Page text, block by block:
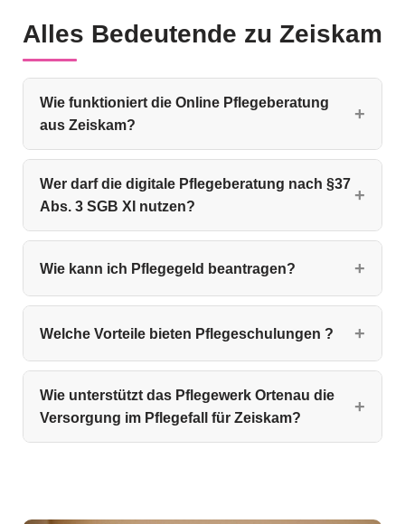
Alles Bedeutende zu Zeiskam
Wie funktioniert die Online Pflegeberatung
aus Zeiskam?
Wer darf die digitale Pflegeberatung nach §37
Abs. 3 SGB XI nutzen?
Wie kann ich Pflegegeld beantragen?
Welche Vorteile bieten Pflegeschulungen ?
Wie unterstützt das Pflegewerk Ortenau die
Versorgung im Pflegefall für Zeiskam?